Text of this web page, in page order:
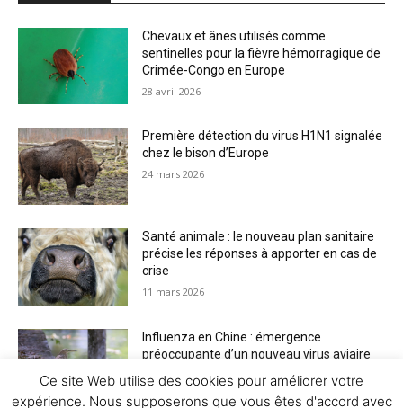
Chevaux et ânes utilisés comme
sentinelles pour la fièvre hémorragique de
Crimée-Congo en Europe
28 avril 2026
Première détection du virus H1N1 signalée
chez le bison d’Europe
24 mars 2026
Santé animale : le nouveau plan sanitaire
précise les réponses à apporter en cas de
crise
11 mars 2026
Influenza en Chine : émergence
préoccupante d’un nouveau virus aviaire
Ce site Web utilise des cookies pour améliorer votre
expérience. Nous supposerons que vous êtes d'accord avec